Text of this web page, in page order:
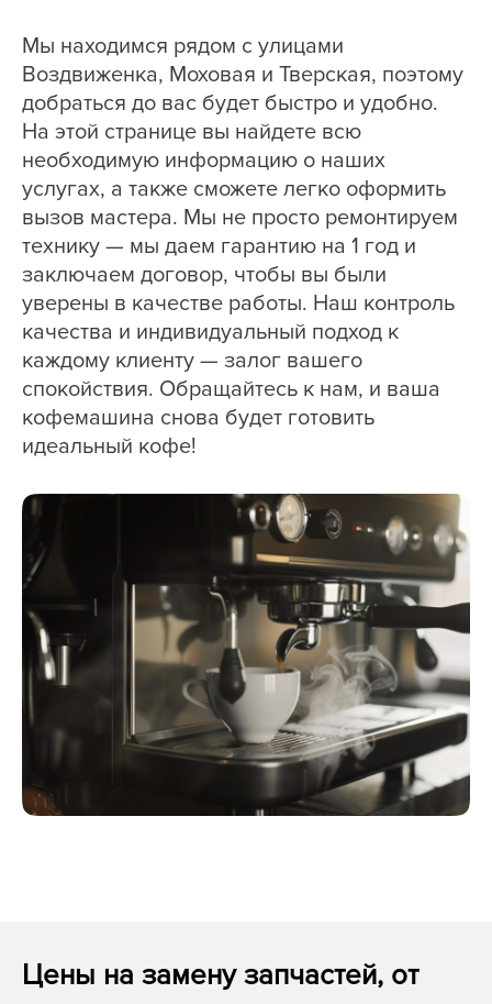
Мы находимся рядом с улицами
Воздвиженка, Моховая и Тверская, поэтому
добраться до вас будет быстро и удобно.
На этой странице вы найдете всю
необходимую информацию о наших
услугах, а также сможете легко оформить
вызов мастера. Мы не просто ремонтируем
технику — мы даем гарантию на 1 год и
заключаем договор, чтобы вы были
уверены в качестве работы. Наш контроль
качества и индивидуальный подход к
каждому клиенту — залог вашего
спокойствия. Обращайтесь к нам, и ваша
кофемашина снова будет готовить
идеальный кофе!
Цены на замену запчастей, от